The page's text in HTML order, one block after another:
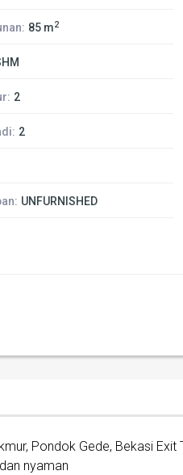
85 m2
2
2
UNFURNISHED
Pondok Gede, Bekasi
nyaman